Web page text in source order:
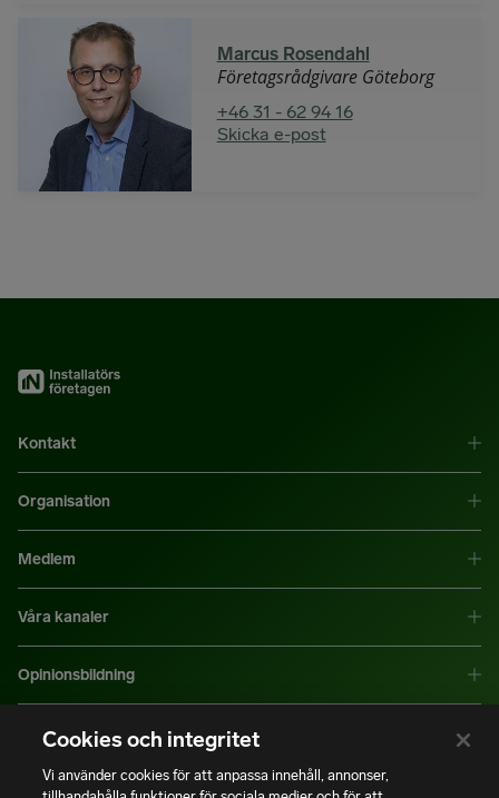
Marcus Rosendahl
Företagsrådgivare Göteborg
+46 31 - 62 94 16
Skicka e-post
Kontakt
Organisation
Medlem
Våra kanaler
Opinionsbildning
Mer information
Cookies och integritet
Vi använder cookies för att anpassa innehåll, annonser,